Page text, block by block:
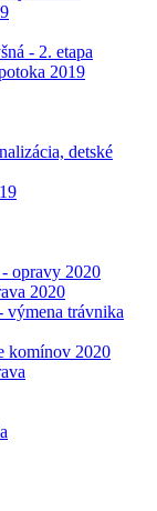
- 2. etapa
2019
detské
opravy 2020
2020
trávnika
komínov 2020